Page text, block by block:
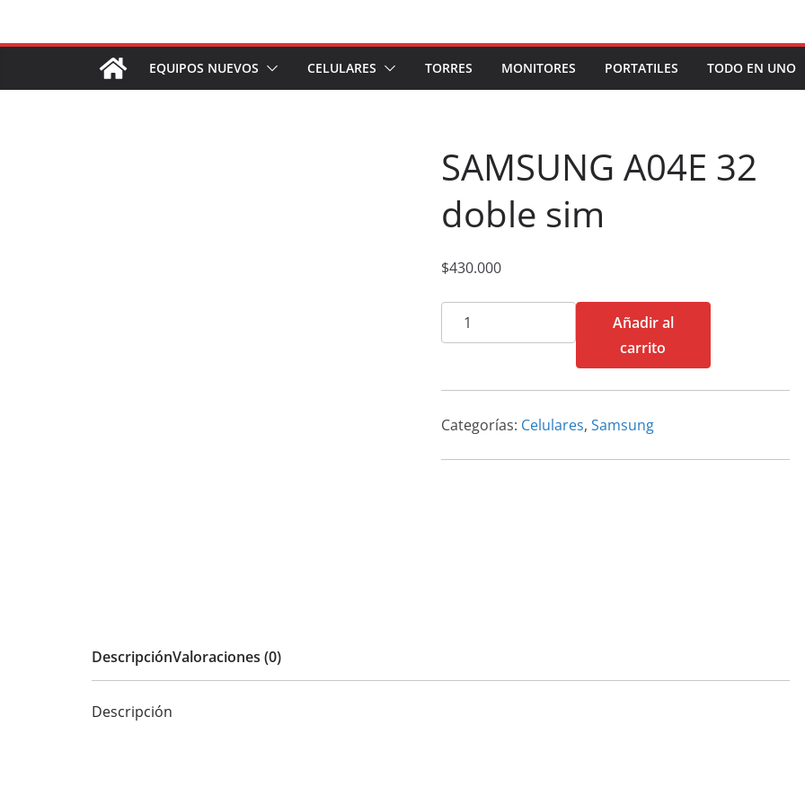
EQUIPOS NUEVOS CELULARES TORRES MONITORES PORTATILES TODO EN UNO
SAMSUNG A04E 32
doble sim
$430.000
SAMSUNG
A04E
doble
cantidad
Añadir al
carrito
Categorías: Celulares, Samsung
DescripciónValoraciones (0)
Descripción